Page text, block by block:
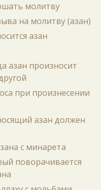
молитву
на молитву (азан)
азан
азан произносит
при произнесении
азан должен
с минарета
поворачивается